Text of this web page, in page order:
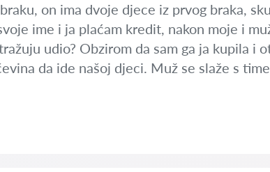
on ima dvoje djece iz prvog braka,
ime i ja plaćam kredit, nakon moje i
udio? Obzirom da sam ga ja kupila i
da ide našoj djeci. Muž se slaže s